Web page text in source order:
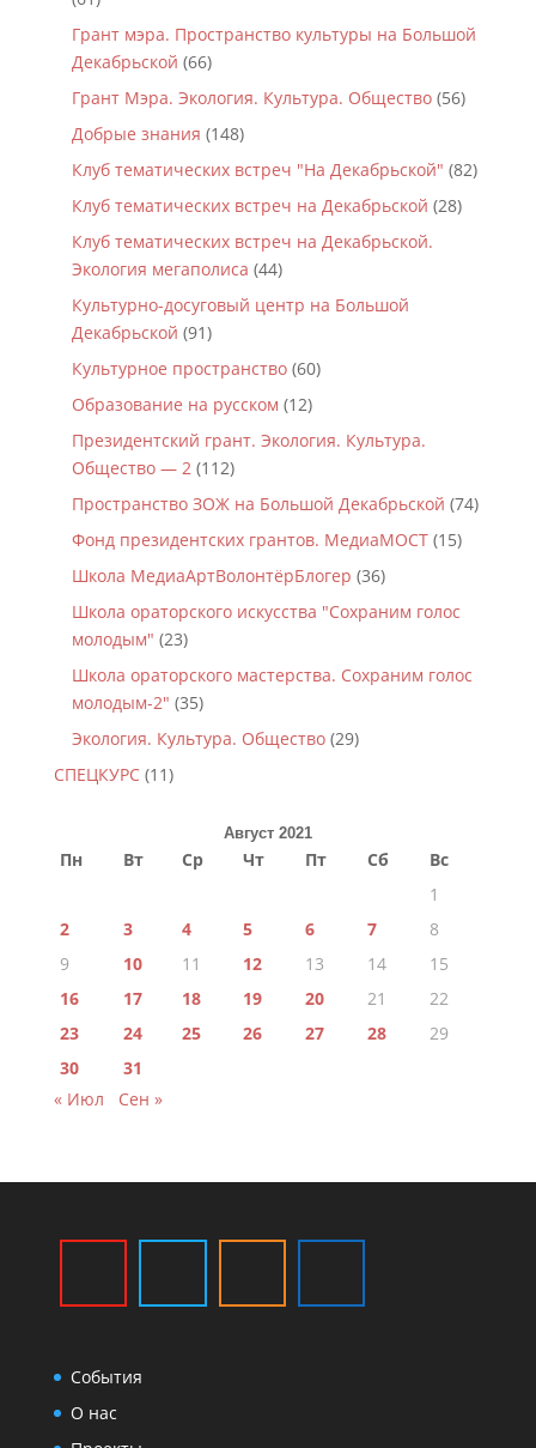
Грант мэра. Пространство культуры на Большой
Декабрьской (66)
Грант Мэра. Экология. Культура. Общество(56)
Добрые знания (148)
Клуб тематических встреч "На Декабрьской" (82)
Клуб тематических встреч на Декабрьской (28)
Клуб тематических встреч на Декабрьской.
Экология мегаполиса (44)
Культурно-досуговый центр на Большой
Декабрьской (91)
Культурное пространство(60)
Образование на русском (12)
Президентский грант. Экология. Культура.
Общество — 2(112)
Пространство ЗОЖ на Большой Декабрьской (74)
Фонд президентских грантов. МедиаМОСТ(15)
Школа МедиаАртВолонтёрБлогер (36)
Школа ораторского искусства "Сохраним голос
молодым" (23)
Школа ораторского мастерства. Сохраним голос
молодым-2" (35)
Экология. Культура. Общество(29)
СПЕЦКУРС(11)
Август 2021
Пн Вт Ср Чт Пт Сб
Вс
1
2
3 4 5 6 7
8
9
10 11 12 13 14
15
16
17 18 19 20 21
22
23
24 25 26 27 28
29
30
31
« Июл
Сен »
События
О нас